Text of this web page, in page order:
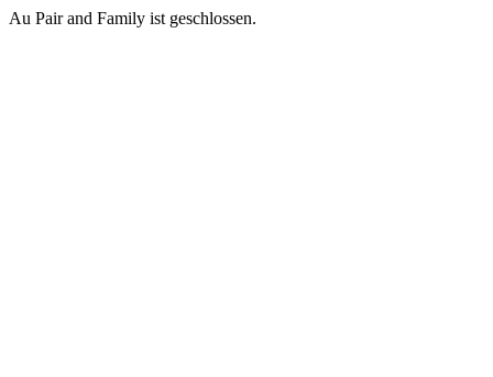
Au Pair and Family ist geschlossen.